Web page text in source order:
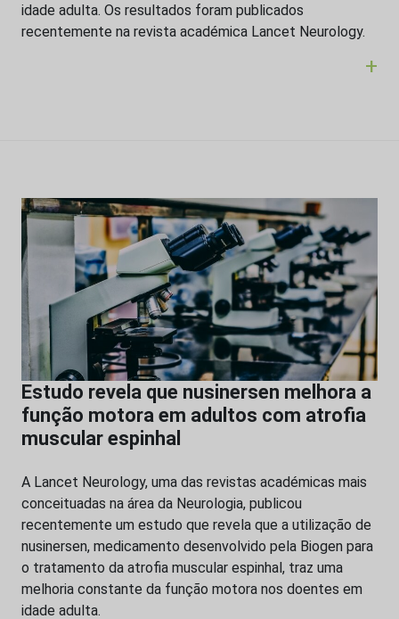
idade adulta. Os resultados foram publicados
recentemente na revista académica Lancet Neurology.
+
Estudo revela que nusinersen melhora a
função motora em adultos com atrofia
muscular espinhal
A Lancet Neurology, uma das revistas académicas mais
conceituadas na área da Neurologia, publicou
recentemente um estudo que revela que a utilização de
nusinersen, medicamento desenvolvido pela Biogen para
o tratamento da atrofia muscular espinhal, traz uma
melhoria constante da função motora nos doentes em
idade adulta.